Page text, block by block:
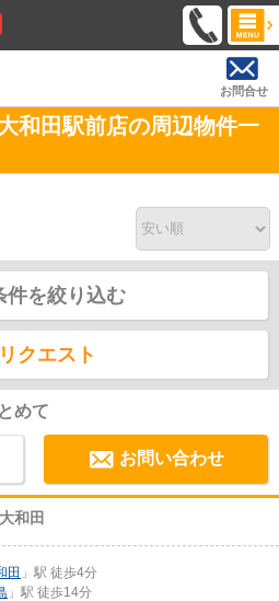
お問合せ
和田駅前店の周辺物件一
件を絞り込む
クエスト
めて
お問い合わせ
和田
田 」駅 徒歩4分
」駅 徒歩14分